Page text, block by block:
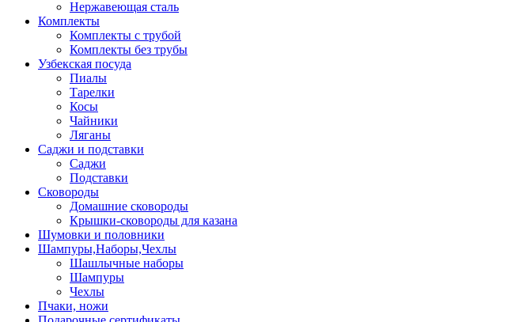
Нержавеющая сталь
Комплекты
Комплекты с трубой
Комплекты без трубы
Узбекская посуда
Пиалы
Тарелки
Косы
Чайники
Ляганы
Саджи и подставки
Саджи
Подставки
Сковороды
Домашние сковороды
Крышки-сковороды для казана
Шумовки и половники
Шампуры,Наборы,Чехлы
Шашлычные наборы
Шампуры
Чехлы
Пчаки, ножи